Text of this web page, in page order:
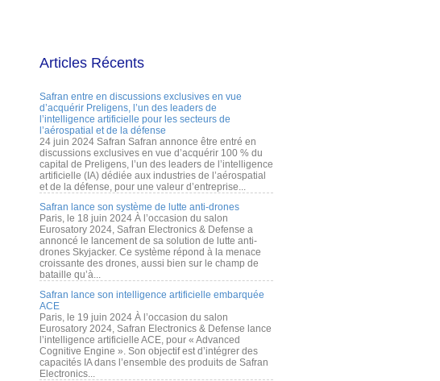
Articles Récents
Safran entre en discussions exclusives en vue
d’acquérir Preligens, l’un des leaders de
l’intelligence artificielle pour les secteurs de
l’aérospatial et de la défense
24 juin 2024 Safran Safran annonce être entré en
discussions exclusives en vue d’acquérir 100 % du
capital de Preligens, l’un des leaders de l’intelligence
artificielle (IA) dédiée aux industries de l’aérospatial
et de la défense, pour une valeur d’entreprise...
Safran lance son système de lutte anti-drones
Paris, le 18 juin 2024 À l’occasion du salon
Eurosatory 2024, Safran Electronics & Defense a
annoncé le lancement de sa solution de lutte anti-
drones Skyjacker. Ce système répond à la menace
croissante des drones, aussi bien sur le champ de
bataille qu’à...
Safran lance son intelligence artificielle embarquée
ACE
Paris, le 19 juin 2024 À l’occasion du salon
Eurosatory 2024, Safran Electronics & Defense lance
l’intelligence artificielle ACE, pour « Advanced
Cognitive Engine ». Son objectif est d’intégrer des
capacités IA dans l’ensemble des produits de Safran
Electronics...